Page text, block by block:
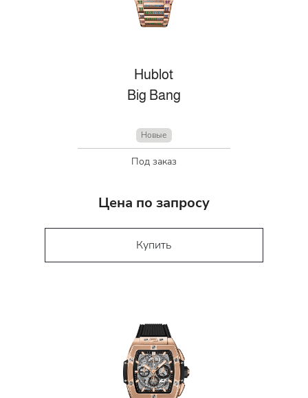
Hublot
Big Bang
Новые
Под заказ
Цена по запросу
Купить